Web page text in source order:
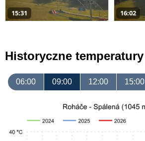
15:31 16:02
Historyczne temperatury
06:00 09:00 12:00 15:00